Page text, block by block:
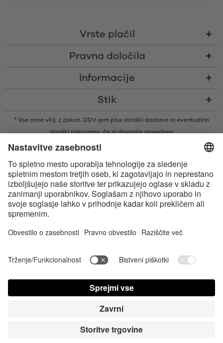
Vrste plačil
Pravna določila
Informacije
Stik
* Vse cene vklj. z zakon. DDV-jem plus stroški dostave in eventualno
stroški prevzema, če ni drugače navedeno
* Besedna znamka in logotipi Bluetooth® so zaščitene blagovne znamke v
licenco za njihovo uporabo.
Apple, logotip Apple in Apple Watch so blagovne znamke družbe Apple
Inc. Google Play in logotip Google Play sta blagovni znamki družbe
Google LLC.
Contact us today
Navodila za uporabo Stik